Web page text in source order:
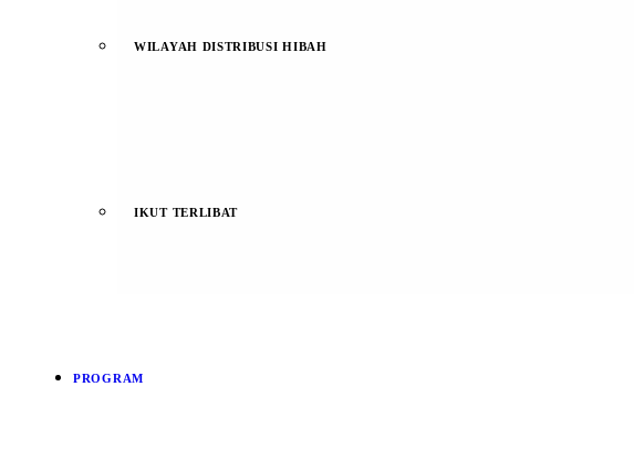
WILAYAH DISTRIBUSI HIBAH
IKUT TERLIBAT
PROGRAM